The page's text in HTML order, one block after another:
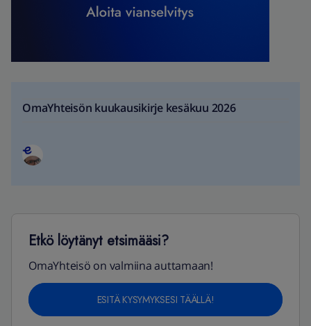
OmaYhteisön kuukausikirje kesäkuu 2026
Etkö löytänyt etsimääsi?
OmaYhteisö on valmiina auttamaan!
ESITÄ KYSYMYKSESI TÄÄLLÄ!